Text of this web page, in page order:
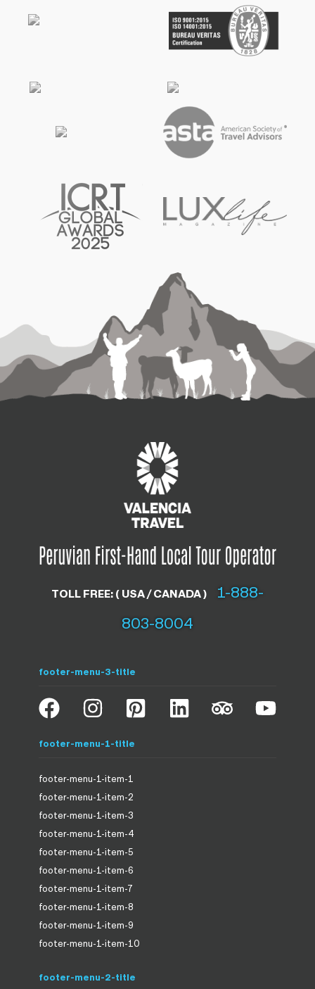
footer-menu-1-title
footer-menu-1-item-1
footer-menu-1-item-2
footer-menu-1-item-3
footer-menu-1-item-4
footer-menu-1-item-5
footer-menu-1-item-6
footer-menu-1-item-7
footer-menu-1-item-8
footer-menu-1-item-9
footer-menu-1-item-10
footer-menu-2-title
TOLL FREE: ( USA / CANADA )
1-888-
803-8004
footer-menu-3-title